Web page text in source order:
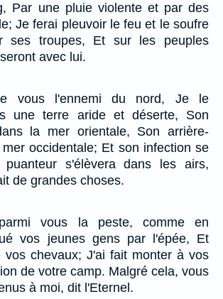
Par une pluie violente et par des
Je ferai pleuvoir le feu et le soufre
ses troupes, Et sur les peuples
avec lui.
vous l'ennemi du nord, Je le
une terre aride et déserte, Son
la mer orientale, Son arrière-
occidentale; Et son infection se
puanteur s'élèvera dans les airs,
de grandes choses.
vous la peste, comme en
vos jeunes gens par l'épée, Et
vos chevaux; J'ai fait monter à vos
de votre camp. Malgré cela, vous
à moi, dit l'Eternel.